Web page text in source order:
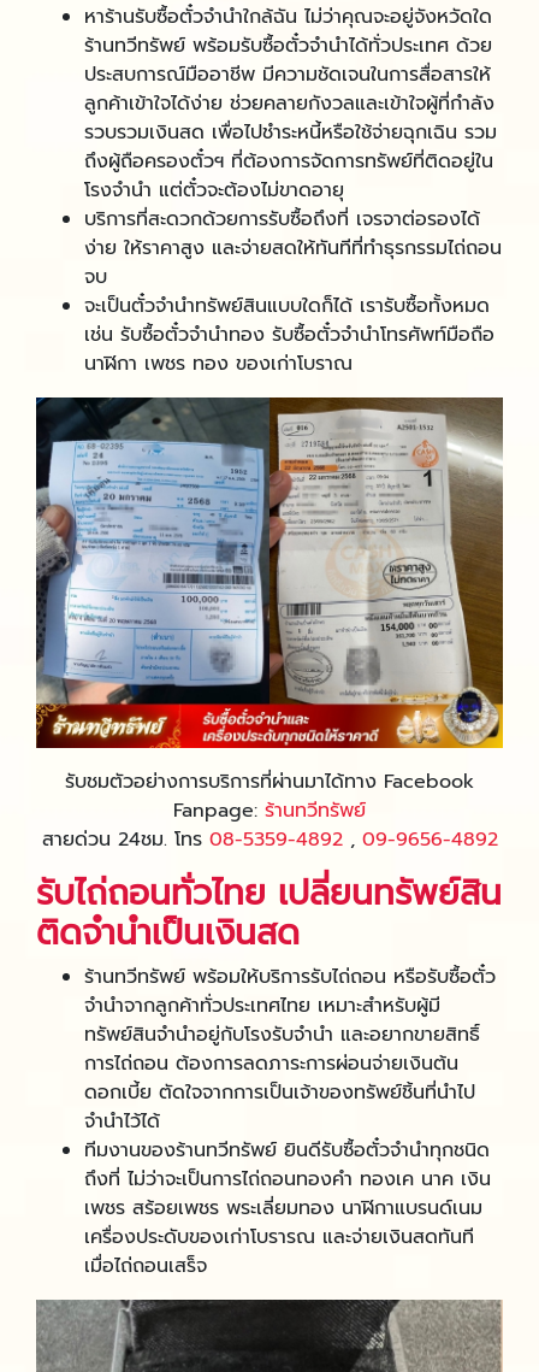
หาร้านรับซื้อตั๋วจำนำใกล้ฉัน ไม่ว่าคุณจะอยู่จังหวัดใด
ร้านทวีทรัพย์ พร้อมรับซื้อตั๋วจำนำได้ทั่วประเทศ ด้วย
ประสบการณ์มืออาชีพ มีความชัดเจนในการสื่อสารให้
ลูกค้าเข้าใจได้ง่าย ช่วยคลายกังวลและเข้าใจผู้ที่กำลัง
รวบรวมเงินสด เพื่อไปชำระหนี้หรือใช้จ่ายฉุกเฉิน รวม
ถึงผู้ถือครองตั๋วฯ ที่ต้องการจัดการทรัพย์ที่ติดอยู่ใน
โรงจำนำ แต่ตั๋วจะต้องไม่ขาดอายุ
บริการที่สะดวกด้วยการรับซื้อถึงที่ เจรจาต่อรองได้
ง่าย ให้ราคาสูง และจ่ายสดให้ทันทีที่ทำธุรกรรมไถ่ถอน
จบ
จะเป็นตั๋วจำนำทรัพย์สินแบบใดก็ได้ เรารับซื้อทั้งหมด
เช่น รับซื้อตั๋วจํานําทอง รับซื้อตั๋วจำนำโทรศัพท์มือถือ
นาฬิกา เพชร ทอง ของเก่าโบราณ
รับชมตัวอย่างการบริการที่ผ่านมาได้ทาง Facebook
Fanpage: ร้านทวีทรัพย์
สายด่วน 24ชม. โทร 08-5359-4892,09-9656-4892
รับไถ่ถอนทั่วไทย เปลี่ยนทรัพย์สิน
ติดจำนำเป็นเงินสด
ร้านทวีทรัพย์ พร้อมให้บริการรับไถ่ถอน หรือรับซื้อตั๋ว
จำนำจากลูกค้าทั่วประเทศไทย เหมาะสำหรับผู้มี
ทรัพย์สินจำนำอยู่กับโรงรับจำนำ และอยากขายสิทธิ์
การไถ่ถอน ต้องการลดภาระการผ่อนจ่ายเงินต้น
ดอกเบี้ย ตัดใจจากการเป็นเจ้าของทรัพย์ชิ้นที่นำไป
จำนำไว้ได้
ทีมงานของร้านทวีทรัพย์ ยินดีรับซื้อตั๋วจำนำทุกชนิด
ถึงที่ ไม่ว่าจะเป็นการไถ่ถอนทองคำ ทองเค นาค เงิน
เพชร สร้อยเพชร พระเลี่ยมทอง นาฬิกาแบรนด์เนม
เครื่องประดับของเก่าโบรารณ และจ่ายเงินสดทันที
เมื่อไถ่ถอนเสร็จ